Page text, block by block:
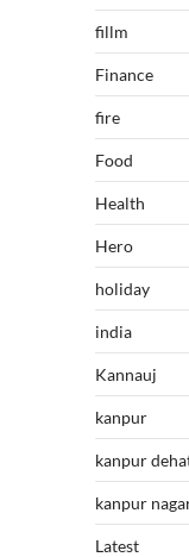
fillm
Finance
fire
Food
Health
Hero
holiday
india
Kannauj
kanpur
kanpur
kanpur
Latest